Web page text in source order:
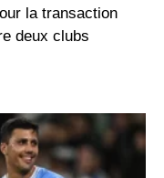
la transaction
deux clubs